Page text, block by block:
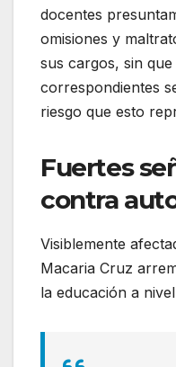
docentes
omisiones y
sus cargos, sin que
correspondientes
riesgo que esto
Fuertes
contra
Visiblemente
Macaria Cruz
la educación a